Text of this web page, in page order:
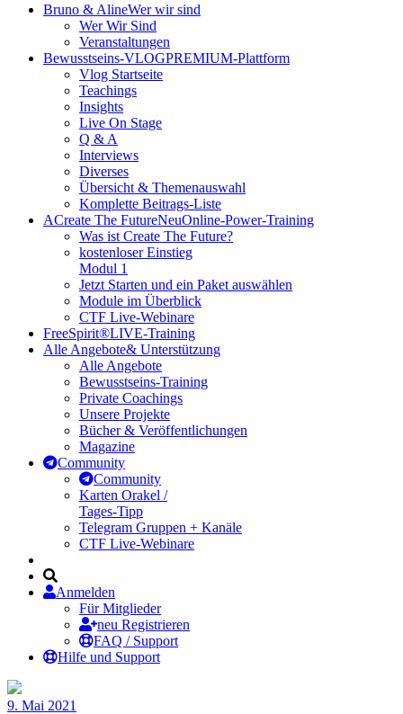
Bruno & AlineWer wir sind
Wer Wir Sind
Veranstaltungen
Bewusstseins-VLOGPREMIUM-Plattform
Vlog Startseite
Teachings
Insights
Live On Stage
Q & A
Interviews
Diverses
Übersicht & Themenauswahl
Komplette Beitrags-Liste
ACreate The FutureNeuOnline-Power-Training
Was ist Create The Future?
kostenloser Einstieg
Modul 1
Jetzt Starten und ein Paket auswählen
Module im Überblick
CTF Live-Webinare
FreeSpirit®LIVE-Training
Alle Angebote& Unterstützung
Alle Angebote
Bewusstseins-Training
Private Coachings
Unsere Projekte
Bücher & Veröffentlichungen
Magazine
Community
Community
Karten Orakel /
Tages-Tipp
Telegram Gruppen + Kanäle
CTF Live-Webinare
Anmelden
Für Mitglieder
neu Registrieren
FAQ / Support
Hilfe und Support
9. Mai 2021